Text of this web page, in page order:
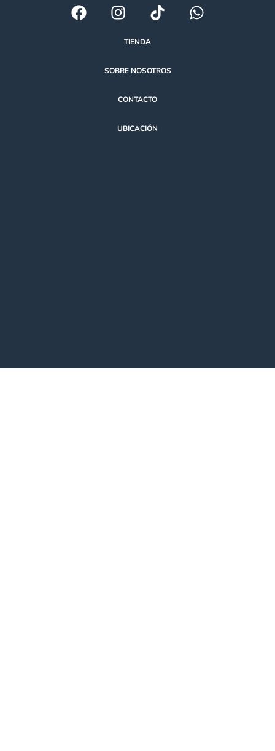
TIENDA
SOBRE NOSOTROS
CONTACTO
UBICACIÓN